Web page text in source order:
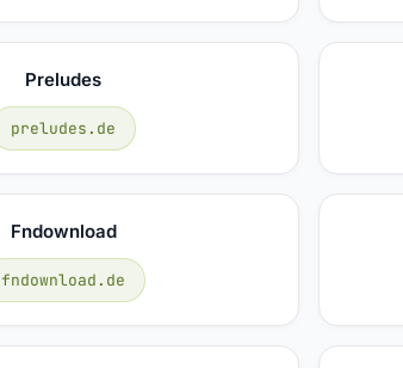
Preludes
preludes.de
Fndownload
fndownload.de